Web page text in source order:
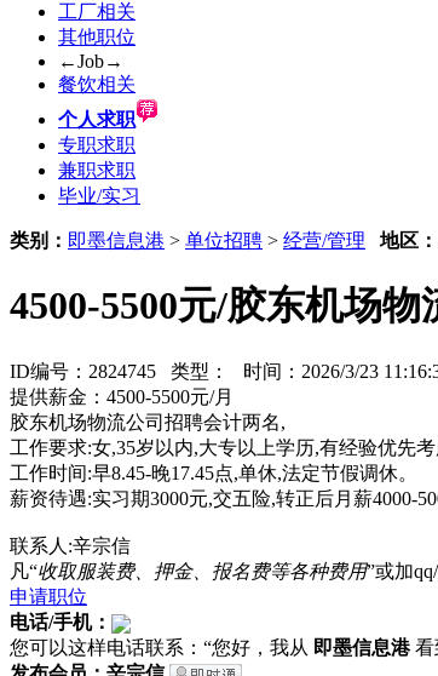
工厂相关
其他职位
←Job→
餐饮相关
个人求职
专职求职
兼职求职
毕业/实习
类别： 即墨信息港 > 单位招聘 > 经营/管理 地区：
4500-5500元/胶东机场
ID编号：2824745 类型： 时间：2026/3/23
提供薪金：4500-5500元/月
胶东机场物流公司招聘会计两名,
工作要求:女,35岁以内,大专以上学历,有经验优先考
工作时间:早8.45-晚17.45点,单休,法定节假调休。
薪资待遇:实习期3000元,交五险,转正后月薪4000-
联系人:辛宗信
凡“收取服装费、押金、报名费等各种费用”或加
申请职位
电话/手机：
您可以这样电话联系：“您好，我从 即墨信息港看